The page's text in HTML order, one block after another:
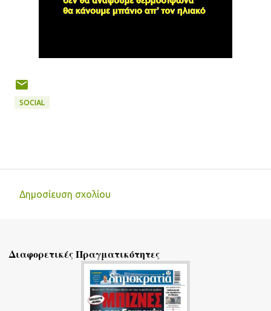
SOCIAL
λ
Δημοσίευση σχολίου
Διαφορετικές Πραγματικότητες